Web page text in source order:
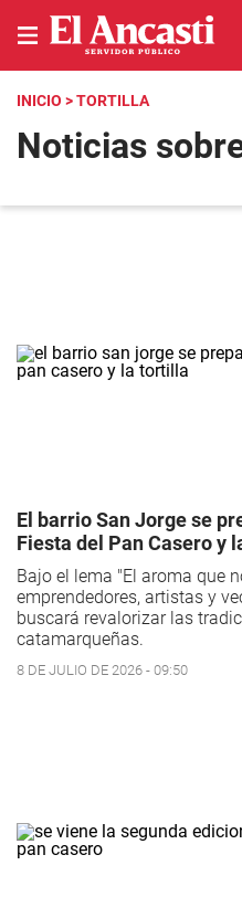
INICIO > TORTILLA
Noticias
El barrio San Jorge se
Fiesta del Pan Casero y
Bajo el lema "El aroma que
emprendedores, artistas y
buscará revalorizar las
catamarqueñas.
8 DE JULIO DE 2026 - 09:50